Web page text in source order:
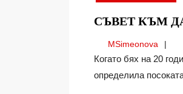
СЪВЕТ КЪМ
MSimeonova
Когато бях на 20 години, животът се изнизваше пред мен безгрижно, все още не бях
определила